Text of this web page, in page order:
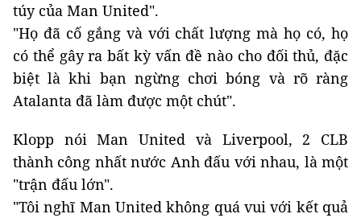
túy của Man United".
"Họ đã cố gắng và với chất lượng mà họ có, họ
có thể gây ra bất kỳ vấn đề nào cho đối thủ, đặc
biệt là khi bạn ngừng chơi bóng và rõ ràng
Atalanta đã làm được một chút".
Klopp nói Man United và Liverpool, 2 CLB
thành công nhất nước Anh đấu với nhau, là một
"trận đấu lớn".
"Tôi nghĩ Man United không quá vui với kết quả